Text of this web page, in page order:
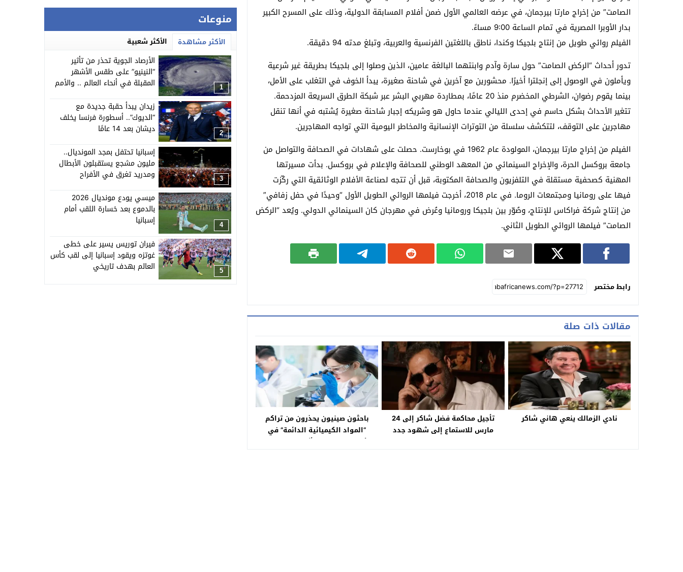
الصامت” من إخراج مارتا بيرجمان، في عرضه العالمي الأول ضمن أفلام المسابقة الدولية، وذلك على المسرح الكبير
بدار الأوبرا المصرية في تمام الساعة 9:00 مساءً.
الفيلم روائي طويل من إنتاج بلجيكا وكندا، ناطق باللغتين الفرنسية والعربية، وتبلغ مدته 94 دقيقة.
تدور أحداث “الركض الصامت” حول سارة وآدم وابنتهما البالغة عامين، الذين وصلوا إلى بلجيكا بطريقة غير شرعية
ويأملون في الوصول إلى إنجلترا أخيرًا. محشورين مع آخرين في شاحنة صغيرة، يبدأ الخوف في التغلب على الأمل،
بينما يقوم رضوان، الشرطي المخضرم منذ 20 عامًا، بمطاردة مهربي البشر عبر شبكة الطرق السريعة المزدحمة.
تتغير الأحداث بشكل حاسم في إحدى الليالي عندما حاول هو وشريكه إجبار شاحنة صغيرة يُشتبه في أنها تنقل
مهاجرين على التوقف، لتتكشف سلسلة من التوترات الإنسانية والمخاطر اليومية التي تواجه المهاجرين.
الفيلم من إخراج مارتا بيرجمان، المولودة عام 1962 في بوخارست. حصلت على شهادات في الصحافة والتواصل من
جامعة بروكسل الحرة، والإخراج السينمائي من المعهد الوطني للصحافة والإعلام في بروكسل. بدأت مسيرتها
المهنية كصحفية مستقلة في التلفزيون والصحافة المكتوبة، قبل أن تتجه لصناعة الأفلام الوثائقية التي ركّزت
فيها على رومانيا ومجتمعات الروما. في عام 2018، أخرجت فيلمها الروائي الطويل الأول “وحيدًا في حفل زفافي”
من إنتاج شركة فراكاس للإنتاج، وصُوّر بين بلجيكا ورومانيا وعُرض في مهرجان كان السينمائي الدولي. ويُعد “الركض
الصامت” فيلمها الروائي الطويل الثاني.
رابط مختصر
مقالات ذات صلة
نادي الزمالك ينعي هاني شاكر
تأجيل محاكمة فضل شاكر إلى 24
مارس للاستماع إلى شهود جدد
باحثون صينيون يحذرون من تراكم
“المواد الكيميائية الدائمة” في
الأسماك البحرية وتأثيرها على صحة
منوعات
الأكثر مشاهدة الأكثر شعبية
1
الأرصاد الجوية تحذر من تأثير
“النينيو” على طقس الأشهر
المقبلة في أنحاء العالم .. والأمم
2
زيدان يبدأ حقبة جديدة مع
“الديوك”.. أسطورة فرنسا يخلف
ديشان بعد 14 عامًا
3
إسبانيا تحتفل بمجد المونديال..
مليون مشجع يستقبلون الأبطال
ومدريد تغرق في الأفراح
4
ميسي يودع مونديال 2026
بالدموع بعد خسارة اللقب أمام
إسبانيا
5
فيران توريس يسير على خطى
غوتزه ويقود إسبانيا إلى لقب كأس
العالم بهدف تاريخي